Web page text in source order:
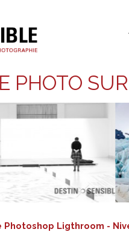
PHOTO